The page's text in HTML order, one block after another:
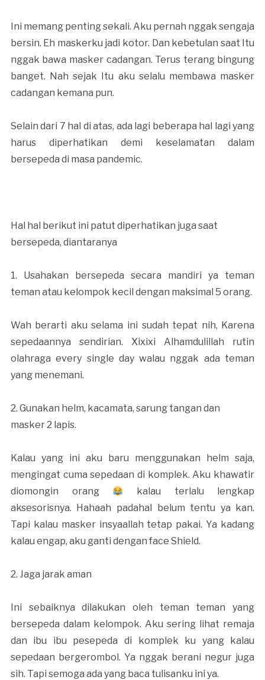
Ini memang penting sekali. Aku pernah nggak sengaja
bersin. Eh maskerku jadi kotor. Dan kebetulan saat Itu
nggak bawa masker cadangan. Terus terang bingung
banget. Nah sejak Itu aku selalu membawa masker
cadangan kemana pun.
Selain dari 7 hal di atas, ada lagi beberapa hal lagi yang
harus diperhatikan demi keselamatan dalam
bersepeda di masa pandemic.
Hal hal berikut ini patut diperhatikan juga saat
bersepeda, diantaranya
1. Usahakan bersepeda secara mandiri ya teman
teman atau kelompok kecil dengan maksimal 5 orang.
Wah berarti aku selama ini sudah tepat nih, Karena
sepedaannya sendirian. Xixixi Alhamdulillah rutin
olahraga every single day walau nggak ada teman
yang menemani.
2. Gunakan helm, kacamata, sarung tangan dan
masker 2 lapis.
Kalau yang ini aku baru menggunakan helm saja,
mengingat cuma sepedaan di komplek. Aku khawatir
diomongin orang
kalau terlalu lengkap
aksesorisnya. Hahaah padahal belum tentu ya kan.
Tapi kalau masker insyaallah tetap pakai. Ya kadang
kalau engap, aku ganti dengan face Shield.
2. Jaga jarak aman
Ini sebaiknya dilakukan oleh teman teman yang
bersepeda dalam kelompok. Aku sering lihat remaja
dan ibu ibu pesepeda di komplek ku yang kalau
sepedaan bergerombol. Ya nggak berani negur juga
sih. Tapi semoga ada yang baca tulisanku ini ya.